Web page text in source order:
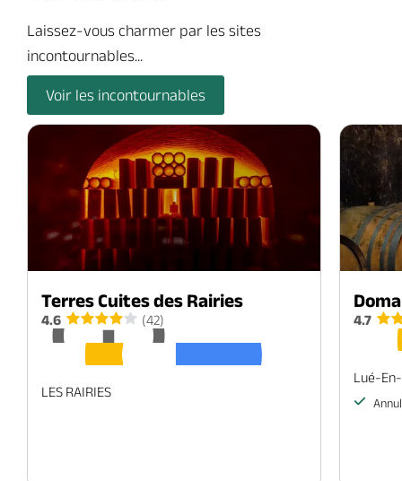
Laissez-vous charmer par les sites
incontournables...
Voir les incontournables
Terres Cuites des Rairies
4.6 (42)
LES RAIRIES
4.7
Lué-En-